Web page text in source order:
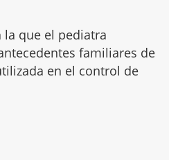
la que el pediatra
familiares de
en el control de